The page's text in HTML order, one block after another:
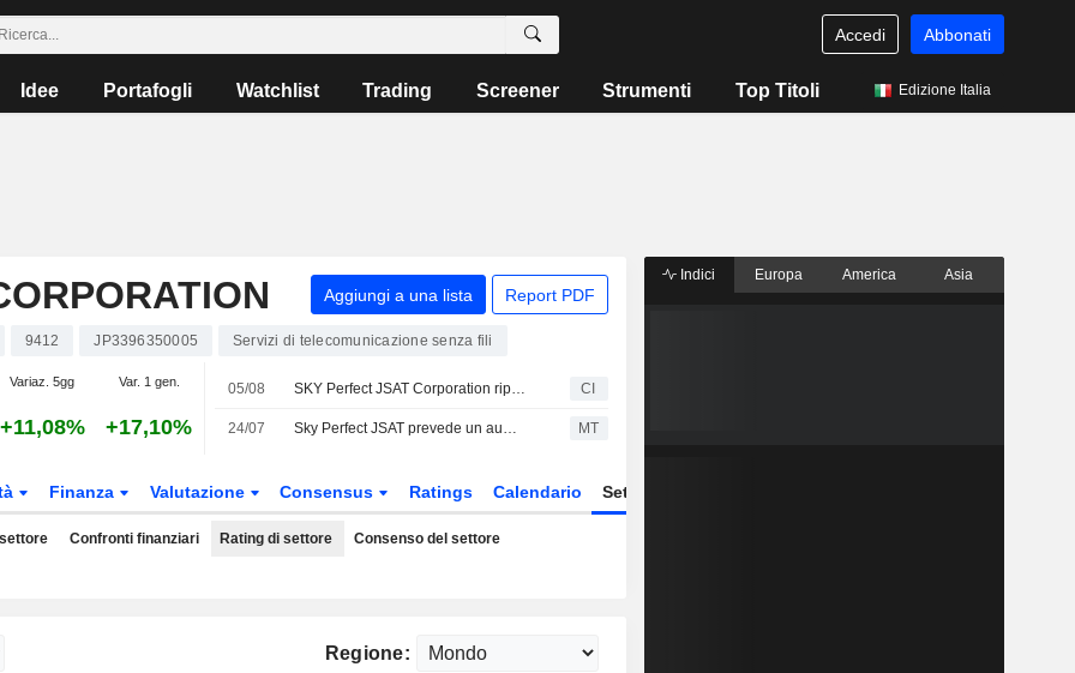
Accedi Abbonati
Idee Portafogli Watchlist Trading Screener Strumenti Top Titoli Edizione Italia
Aggiungi a una lista Report PDF
9412 JP3396350005 Servizi di telecomunicazione senza fili
Variaz. 5gg Var. 1 gen.
+11,08% +17,10%
05/08 SKY Perfect JSAT Corporation riporta i risultati degli utili per il primo trimestre conclusosi il 30 giugno 2026 CI
24/07 Sky Perfect JSAT prevede un aumento della domanda di servizi di immagini satellitari dal Sud-est asiatico MT
Finanza Valutazione Consensus Ratings Calendario Settore
Confronti finanziari Rating di settore Consenso del settore
Regione:
Indici Europa America Asia